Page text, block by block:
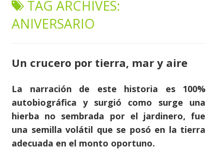
TAG ARCHIVES:
ANIVERSARIO
Un crucero por tierra, mar y aire
La narración de este historia es 100%
autobiográfica y surgió como surge una
hierba no sembrada por el jardinero, fue
una semilla volátil que se posó en la tierra
adecuada en el monto oportuno.